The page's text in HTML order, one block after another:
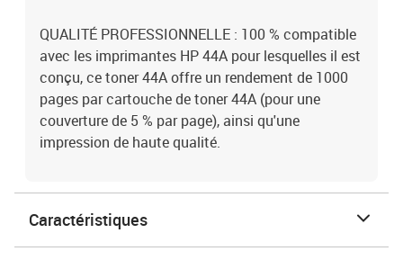
QUALITÉ PROFESSIONNELLE : 100 % compatible
avec les imprimantes HP 44A pour lesquelles il est
conçu, ce toner 44A offre un rendement de 1000
pages par cartouche de toner 44A (pour une
couverture de 5 % par page), ainsi qu'une
impression de haute qualité.
Caractéristiques